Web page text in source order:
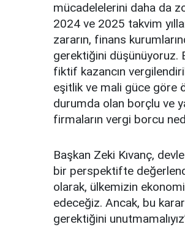
mücadelelerini daha da
2024 ve 2025 takvim
zararın, finans
gerektiğini düşünüyoruz.
fiktif kazancın
eşitlik ve mali güce göre
durumda olan borçlu ve
firmaların vergi borcu
Başkan Zeki Kıvanç,
bir perspektifte
olarak, ülkemizin
edeceğiz. Ancak, bu
gerektiğini